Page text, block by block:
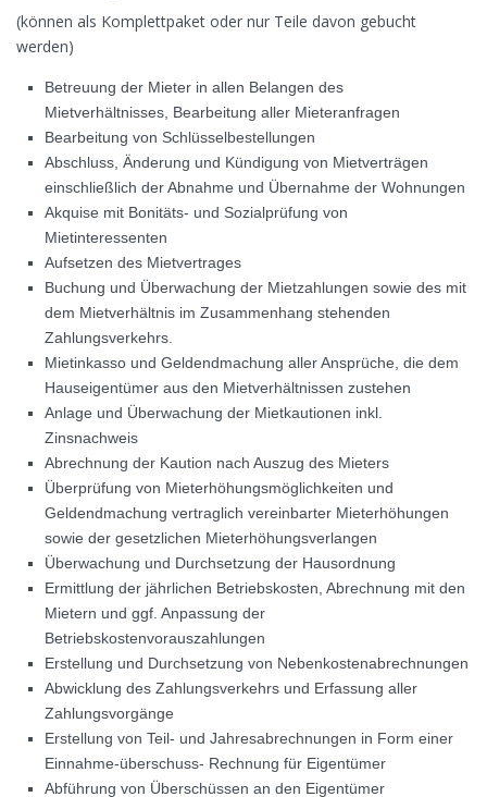
(können als Komplettpaket oder nur Teile davon gebucht
werden)
Betreuung der Mieter in allen Belangen des
Mietverhältnisses, Bearbeitung aller Mieteranfragen
Bearbeitung von Schlüsselbestellungen
Abschluss, Änderung und Kündigung von Mietverträgen
einschließlich der Abnahme und Übernahme der Wohnungen
Akquise mit Bonitäts- und Sozialprüfung von
Mietinteressenten
Aufsetzen des Mietvertrages
Buchung und Überwachung der Mietzahlungen sowie des mit
dem Mietverhältnis im Zusammenhang stehenden
Zahlungsverkehrs.
Mietinkasso und Geldendmachung aller Ansprüche, die dem
Hauseigentümer aus den Mietverhältnissen zustehen
Anlage und Überwachung der Mietkautionen inkl.
Zinsnachweis
Abrechnung der Kaution nach Auszug des Mieters
Überprüfung von Mieterhöhungsmöglichkeiten und
Geldendmachung vertraglich vereinbarter Mieterhöhungen
sowie der gesetzlichen Mieterhöhungsverlangen
Überwachung und Durchsetzung der Hausordnung
Ermittlung der jährlichen Betriebskosten, Abrechnung mit den
Mietern und ggf. Anpassung der
Betriebskostenvorauszahlungen
Erstellung und Durchsetzung von Nebenkostenabrechnungen
Abwicklung des Zahlungsverkehrs und Erfassung aller
Zahlungsvorgänge
Erstellung von Teil- und Jahresabrechnungen in Form einer
Einnahme-überschuss- Rechnung für Eigentümer
Abführung von Überschüssen an den Eigentümer